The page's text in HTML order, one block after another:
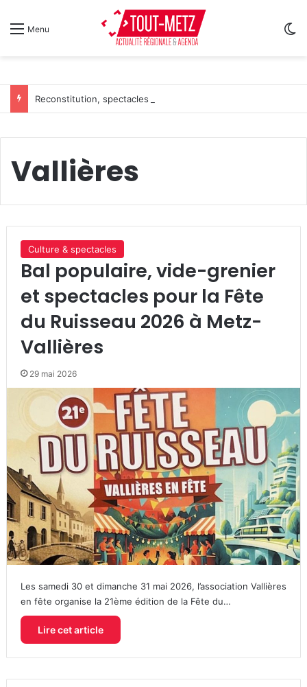
Menu
Vallières
Culture & spectacles
Bal populaire, vide-grenier
et spectacles pour la Fête
du Ruisseau 2026 à Metz-
Vallières
29 mai 2026
Les samedi 30 et dimanche 31 mai 2026, l’association Vallières
en fête organise la 21ème édition de la Fête du…
Lire cet article